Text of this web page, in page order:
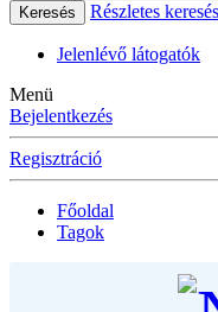
Keresés Részletes
Jelenlévő látogatók
Menü
Bejelentkezés
Regisztráció
Főoldal
Tagok